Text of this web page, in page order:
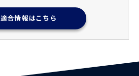
適合情報はこちら